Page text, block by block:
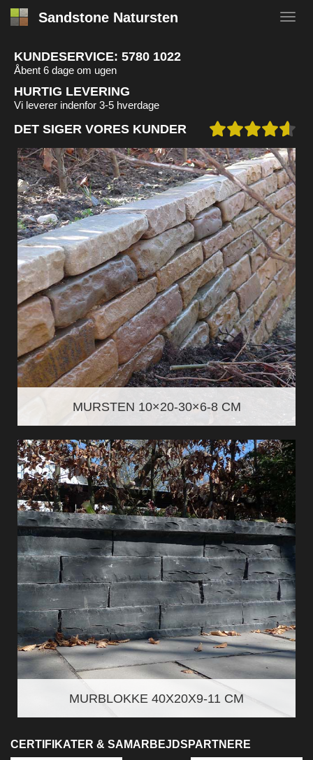
Sandstone Natursten
KUNDESERVICE: 5780 1022
Åbent 6 dage om ugen
HURTIG LEVERING
Vi leverer indenfor 3-5 hverdage
DET SIGER VORES KUNDER
MURSTEN 10×20-30×6-8 CM
MURBLOKKE 40X20X9-11 CM
CERTIFIKATER & SAMARBEJDSPARTNERE